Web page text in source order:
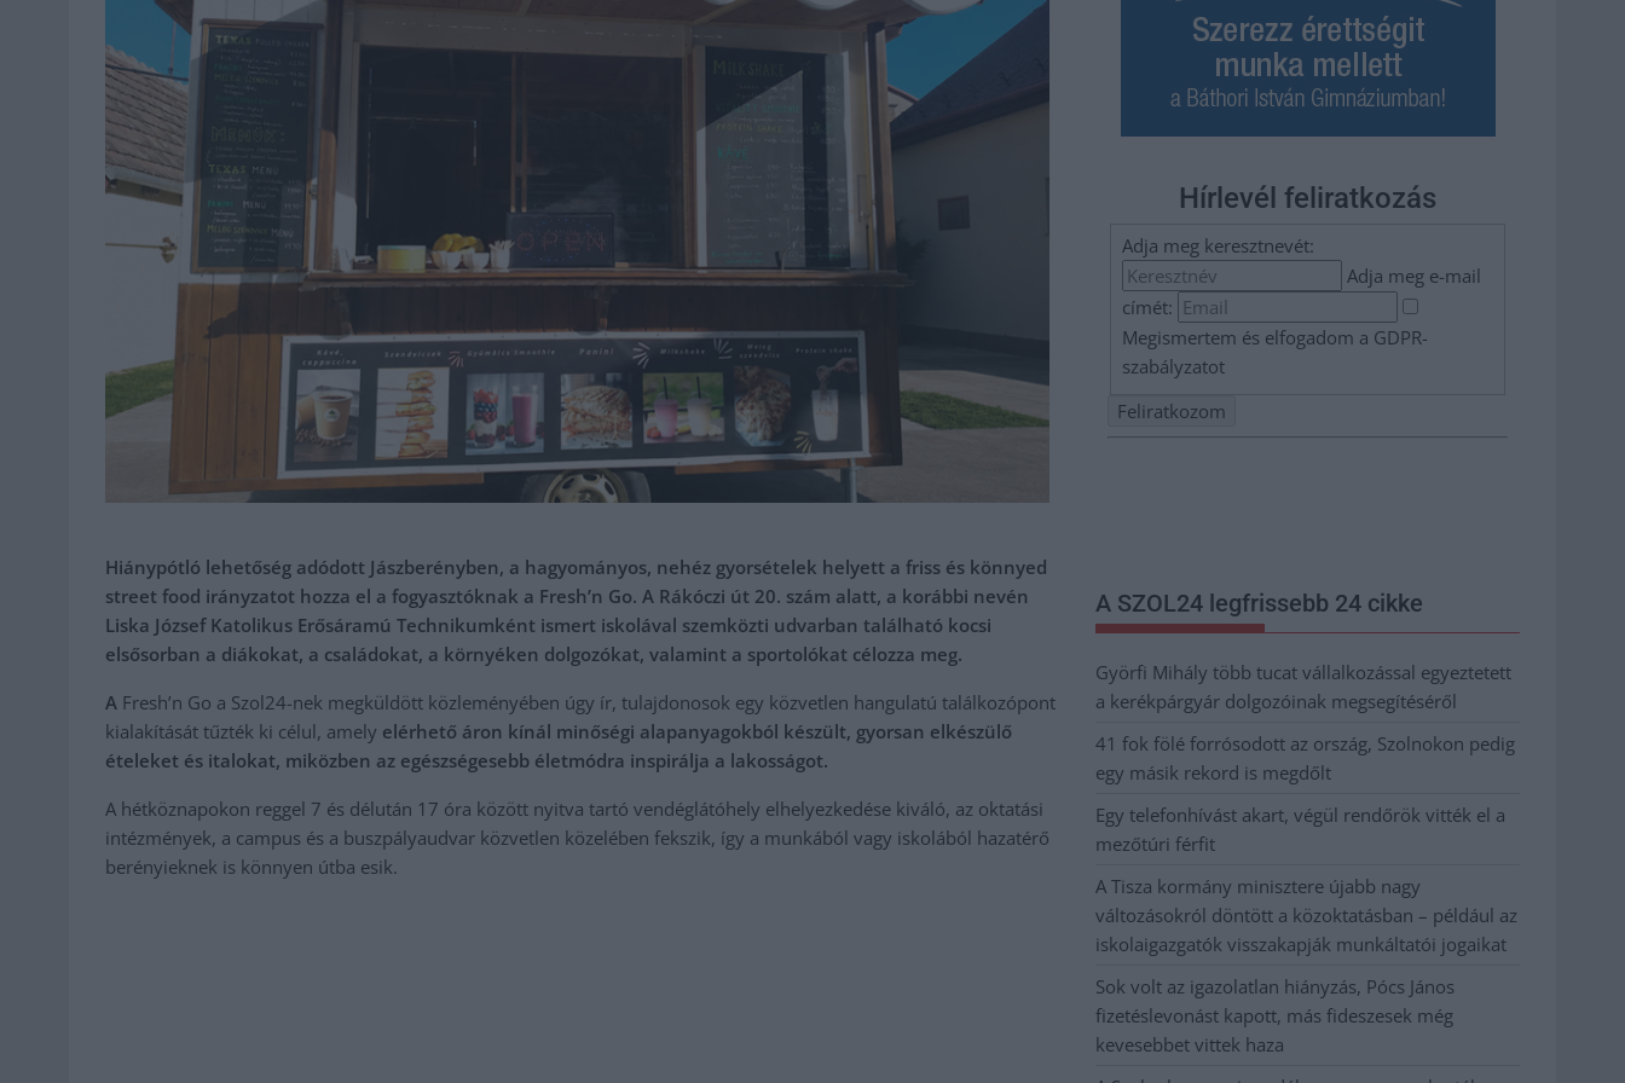
Hiánypótló lehetőség adódott Jászberényben, a hagyományos, nehéz gyorsételek helyett a friss és könnyed
street food irányzatot hozza el a fogyasztóknak a Fresh’n Go. A Rákóczi út 20. szám alatt, a korábbi nevén
Liska József Katolikus Erősáramú Technikumként ismert iskolával szemközti udvarban található kocsi
elsősorban a diákokat, a családokat, a környéken dolgozókat, valamint a sportolókat célozza meg.
A Fresh’n Go a Szol24-nek megküldött közleményében úgy ír, tulajdonosok egy közvetlen hangulatú találkozópont
kialakítását tűzték ki célul, amely elérhető áron kínál minőségi alapanyagokból készült, gyorsan elkészülő
ételeket és italokat, miközben az egészségesebb életmódra inspirálja a lakosságot.
A hétköznapokon reggel 7 és délután 17 óra között nyitva tartó vendéglátóhely elhelyezkedése kiváló, az oktatási
intézmények, a campus és a buszpályaudvar közvetlen közelében fekszik, így a munkából vagy iskolából hazatérő
berényieknek is könnyen útba esik.
Hírlevél feliratkozás
Adja meg keresztnevét:
Adja meg e-mail
címét:
Megismertem és elfogadom a GDPR-
szabályzatot
A SZOL24 legfrissebb 24 cikke
Györfi Mihály több tucat vállalkozással egyeztetett
a kerékpárgyár dolgozóinak megsegítéséről
41 fok fölé forrósodott az ország, Szolnokon pedig
egy másik rekord is megdőlt
Egy telefonhívást akart, végül rendőrök vitték el a
mezőtúri férfit
A Tisza kormány minisztere újabb nagy
változásokról döntött a közoktatásban – például az
iskolaigazgatók visszakapják munkáltatói jogaikat
Sok volt az igazolatlan hiányzás, Pócs János
fizetéslevonást kapott, más fideszesek még
kevesebbet vittek haza